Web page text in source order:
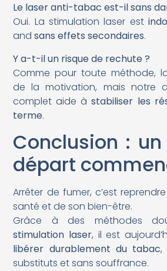
Le laser anti-tabac est-il sans
Oui. La stimulation laser est
andsans effets secondaires.
Y a-t-il un risque de rechute ?
Comme pour toute méthode,
de la motivation, mais notre
complet aide àstabiliser les
terme.
Conclusion :
départ
Arrêter de fumer, c’est
santé et de son bien-être.
Grâce à des méthodes
stimulation laser, il est
libérer durablement du tabac,
substituts et sans souffrance.